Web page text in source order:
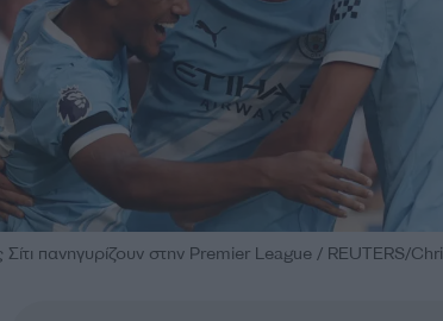
Σίτι πανηγυρίζουν στην Premier League / REUTERS/